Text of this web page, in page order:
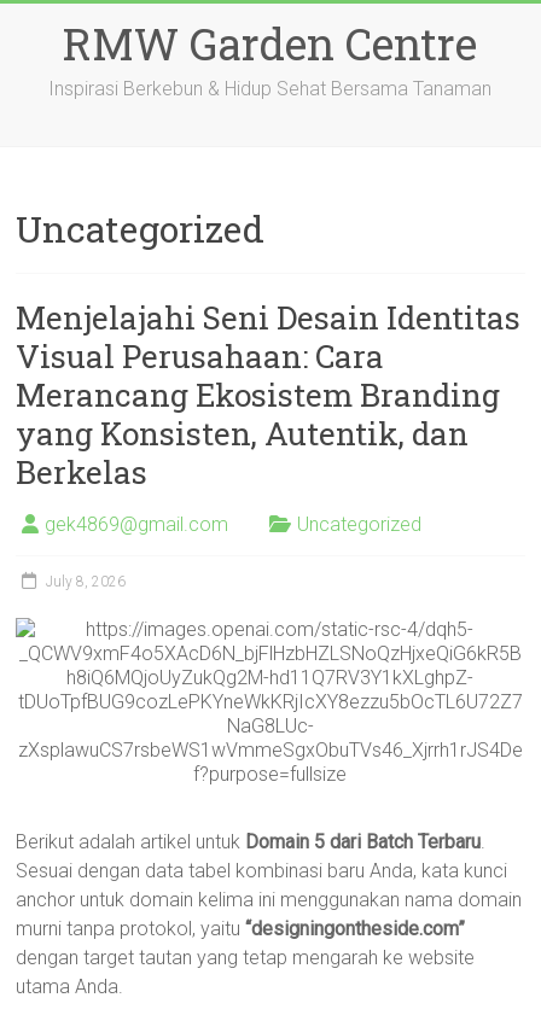
RMW Garden Centre
Inspirasi Berkebun & Hidup Sehat Bersama Tanaman
Uncategorized
Menjelajahi Seni Desain Identitas
Visual Perusahaan: Cara
Merancang Ekosistem Branding
yang Konsisten, Autentik, dan
Berkelas
gek4869@gmail.com Uncategorized
July 8, 2026
Berikut adalah artikel untuk Domain 5 dari Batch Terbaru.
Sesuai dengan data tabel kombinasi baru Anda, kata kunci
anchor untuk domain kelima ini menggunakan nama domain
murni tanpa protokol, yaitu“designingontheside.com”
dengan target tautan yang tetap mengarah ke website
utama Anda.